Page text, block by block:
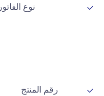
نوع الفاتورة
رقم المنتج